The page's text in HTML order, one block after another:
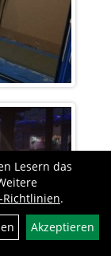
Lesern das
Richtlinien.
Akzeptieren